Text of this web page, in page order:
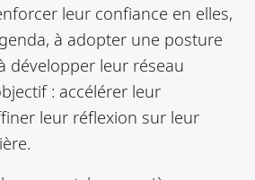
leur confiance en elles,
à adopter une posture
développer leur réseau
: accélérer leur
leur réflexion sur leur